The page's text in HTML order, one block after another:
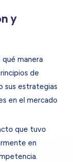
y
qué manera
de
sus estrategias
en el mercado
que tuvo
en